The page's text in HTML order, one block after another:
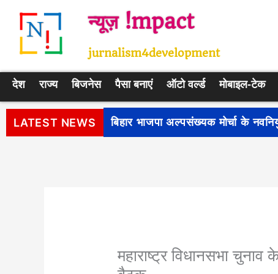
न्यूज़ !mpact
jurnalism4development
देश राज्य बिजनेस पैसा बनाएं ऑटो वर्ल्ड मोबाइल-टेक
LATEST NEWS पीएम सूर्य घर: मुफ्त बिजली योजना के
महाराष्ट्र विधानसभा चुनाव